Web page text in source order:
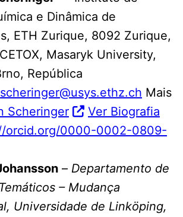
e Dinâmica de
ETH Zurique, 8092 Zurique,
Masaryk University,
República
scheringer@usys.ethz.ch Mais
Scheringer
Ver Biografia
orcid.org/0000-0002-0809-
– Departamento de
– Mudança
Universidade de Linköping,